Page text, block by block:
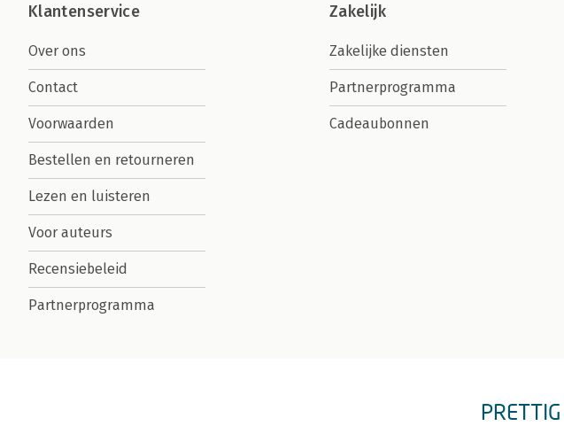
Klantenservice
Over ons
Contact
Voorwaarden
Bestellen en retourneren
Lezen en luisteren
Voor auteurs
Recensiebeleid
Partnerprogramma
Zakelijk
Zakelijke diensten
Partnerprogramma
Cadeaubonnen